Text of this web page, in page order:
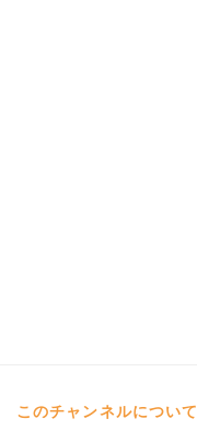
このチャンネルについて